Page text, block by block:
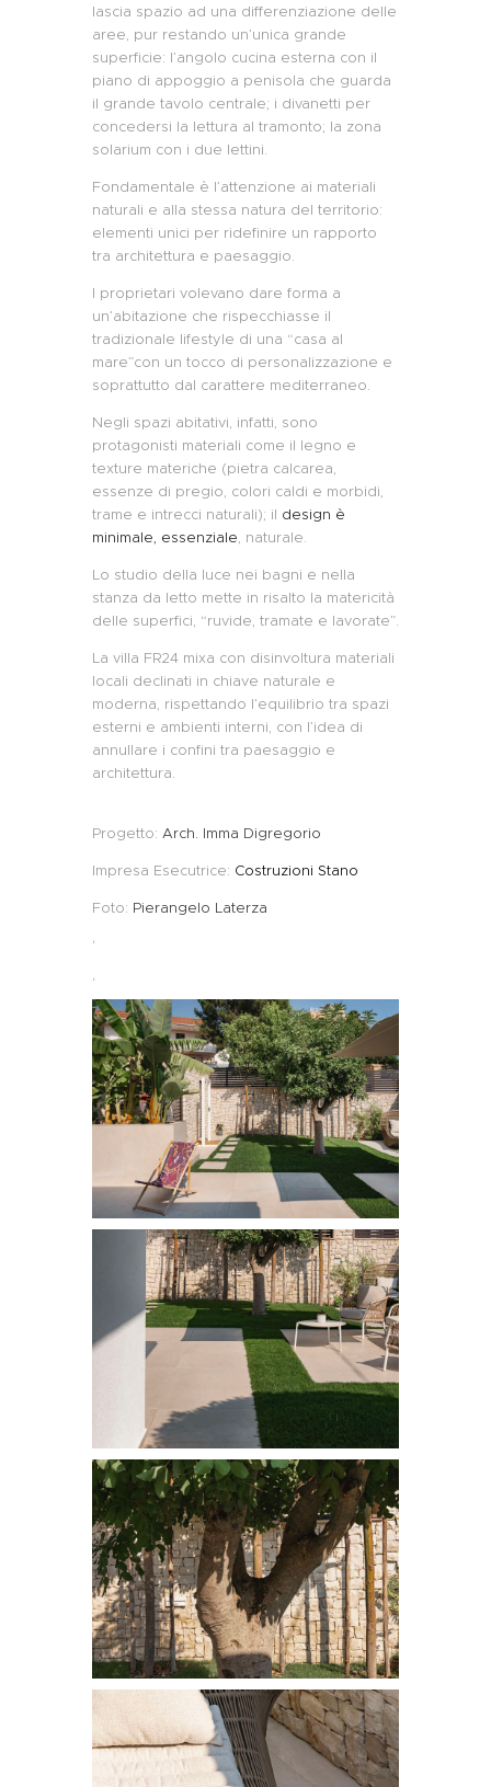
lascia spazio ad una differenziazione delle
aree, pur restando un’unica grande
superficie: l’angolo cucina esterna con il
piano di appoggio a penisola che guarda
il grande tavolo centrale; i divanetti per
concedersi la lettura al tramonto; la zona
solarium con i due lettini.
Fondamentale è l’attenzione ai materiali
naturali e alla stessa natura del territorio:
elementi unici per ridefinire un rapporto
tra architettura e paesaggio.
I proprietari volevano dare forma a
un’abitazione che rispecchiasse il
tradizionale lifestyle di una “casa al
mare”con un tocco di personalizzazione e
soprattutto dal carattere mediterraneo.
Negli spazi abitativi, infatti, sono
protagonisti materiali come il legno e
texture materiche (pietra calcarea,
essenze di pregio, colori caldi e morbidi,
trame e intrecci naturali); il design è
minimale, essenziale, naturale.
Lo studio della luce nei bagni e nella
stanza da letto mette in risalto la matericità
delle superfici, “ruvide, tramate e lavorate”.
La villa FR24 mixa con disinvoltura materiali
locali declinati in chiave naturale e
moderna, rispettando l’equilibrio tra spazi
esterni e ambienti interni, con l’idea di
annullare i confini tra paesaggio e
architettura.
Progetto: Arch. Imma Digregorio
Impresa Esecutrice: Costruzioni Stano
Foto: Pierangelo Laterza
‘
‘